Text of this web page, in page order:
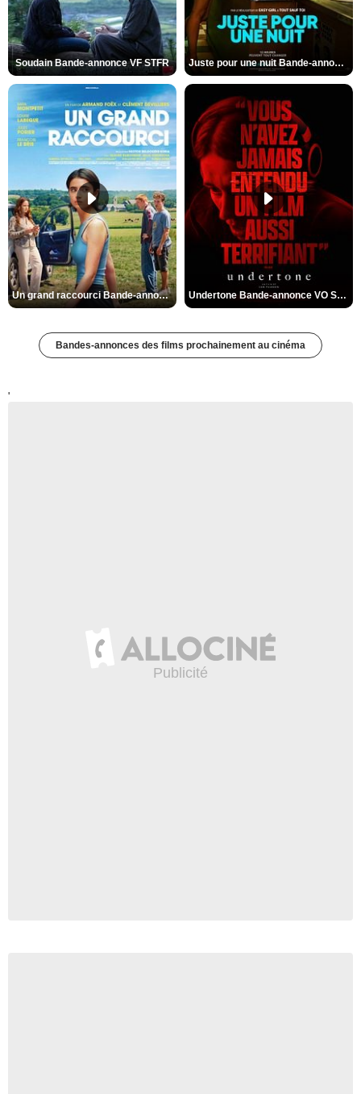
Soudain Bande-annonce VF STFR Juste pour une nuit Bande-annonce VO STFR
Un grand raccourci Bande-annonce VF Undertone Bande-annonce VO STFR
Bandes-annonces des films prochainement au cinéma
'